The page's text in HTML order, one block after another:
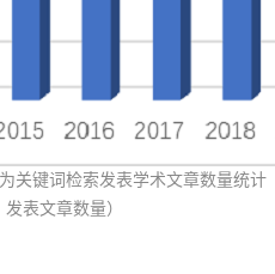
关键词检索发表学术文章数量统计
发表文章数量）